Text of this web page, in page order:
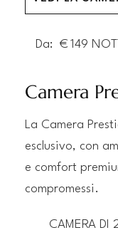
Camera
La Camera
esclusivo, con
e comfort
compromessi.
CAMERA DI
Da: € 149